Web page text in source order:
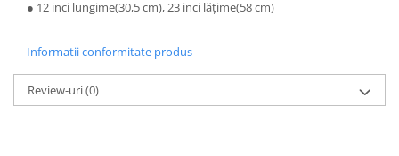
● 12 inci lungime(30,5 cm), 23 inci lățime(58 cm)
Informatii conformitate produs
Review-uri(0)